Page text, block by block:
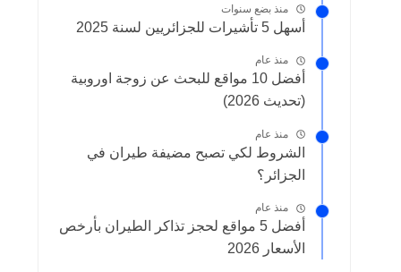
منذ بضع سنوات
أسهل 5 تأشيرات للجزائريين لسنة 2025
منذ عام
أفضل 10 مواقع للبحث عن زوجة اوروبية
(تحديث 2026)
منذ عام
الشروط لكي تصبح مضيفة طيران في
الجزائر؟
منذ عام
أفضل 5 مواقع لحجز تذاكر الطيران بأرخص
الأسعار 2026